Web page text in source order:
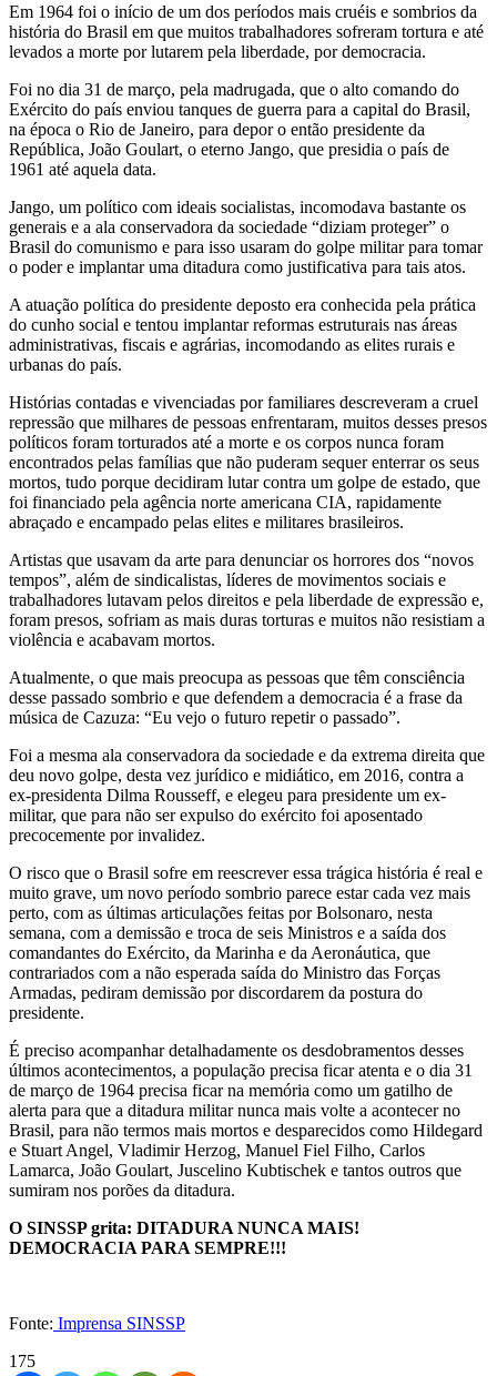
Em 1964 foi o início de um dos períodos mais cruéis e sombrios da
história do Brasil em que muitos trabalhadores sofreram tortura e até
levados a morte por lutarem pela liberdade, por democracia.
Foi no dia 31 de março, pela madrugada, que o alto comando do
Exército do país enviou tanques de guerra para a capital do Brasil,
na época o Rio de Janeiro, para depor o então presidente da
República, João Goulart, o eterno Jango, que presidia o país de
1961 até aquela data.
Jango, um político com ideais socialistas, incomodava bastante os
generais e a ala conservadora da sociedade “diziam proteger” o
Brasil do comunismo e para isso usaram do golpe militar para tomar
o poder e implantar uma ditadura como justificativa para tais atos.
A atuação política do presidente deposto era conhecida pela prática
do cunho social e tentou implantar reformas estruturais nas áreas
administrativas, fiscais e agrárias, incomodando as elites rurais e
urbanas do país.
Histórias contadas e vivenciadas por familiares descreveram a cruel
repressão que milhares de pessoas enfrentaram, muitos desses presos
políticos foram torturados até a morte e os corpos nunca foram
encontrados pelas famílias que não puderam sequer enterrar os seus
mortos, tudo porque decidiram lutar contra um golpe de estado, que
foi financiado pela agência norte americana CIA, rapidamente
abraçado e encampado pelas elites e militares brasileiros.
Artistas que usavam da arte para denunciar os horrores dos “novos
tempos”, além de sindicalistas, líderes de movimentos sociais e
trabalhadores lutavam pelos direitos e pela liberdade de expressão e,
foram presos, sofriam as mais duras torturas e muitos não resistiam a
violência e acabavam mortos.
Atualmente, o que mais preocupa as pessoas que têm consciência
desse passado sombrio e que defendem a democracia é a frase da
música de Cazuza: “Eu vejo o futuro repetir o passado”.
Foi a mesma ala conservadora da sociedade e da extrema direita que
deu novo golpe, desta vez jurídico e midiático, em 2016, contra a
ex-presidenta Dilma Rousseff, e elegeu para presidente um ex-
militar, que para não ser expulso do exército foi aposentado
precocemente por invalidez.
O risco que o Brasil sofre em reescrever essa trágica história é real e
muito grave, um novo período sombrio parece estar cada vez mais
perto, com as últimas articulações feitas por Bolsonaro, nesta
semana, com a demissão e troca de seis Ministros e a saída dos
comandantes do Exército, da Marinha e da Aeronáutica, que
contrariados com a não esperada saída do Ministro das Forças
Armadas, pediram demissão por discordarem da postura do
presidente.
É preciso acompanhar detalhadamente os desdobramentos desses
últimos acontecimentos, a população precisa ficar atenta e o dia 31
de março de 1964 precisa ficar na memória como um gatilho de
alerta para que a ditadura militar nunca mais volte a acontecer no
Brasil, para não termos mais mortos e desparecidos como Hildegard
e Stuart Angel, Vladimir Herzog, Manuel Fiel Filho, Carlos
Lamarca, João Goulart, Juscelino Kubtischek e tantos outros que
sumiram nos porões da ditadura.
O SINSSP grita: DITADURA NUNCA MAIS!
DEMOCRACIA PARA SEMPRE!!!
Fonte: Imprensa SINSSP
175